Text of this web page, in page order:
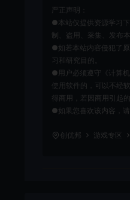
严正声明：
●本站仅提供资源学习
制、盗用、采集、发布
●如若本站内容侵犯了
习和研究目的。
●用户必须遵守《计算
使用软件的，可以不经
得商用，若因商用引起
●如果您喜欢该内容，
创优邦 游戏专区